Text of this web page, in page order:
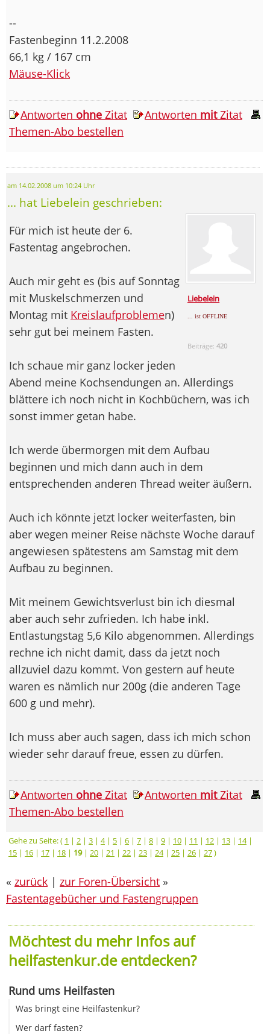
--
Fastenbeginn 11.2.2008
66,1 kg / 167 cm
Mäuse-Klick
Antworten ohne Zitat Antworten mitZitat
Themen-Abo bestellen
am 14.02.2008 um 10:24 Uhr
... hat Liebelein geschrieben:
Liebelein
... ist OFFLINE
Beiträge:420
Für mich ist heute der 6.
Fastentag angebrochen.
Auch mir geht es (bis auf Sonntag
mit Muskelschmerzen und
Montag mit Kreislaufproblemen)
sehr gut bei meinem Fasten.
Ich schaue mir ganz locker jeden
Abend meine Kochsendungen an. Allerdings
blättere ich noch nicht in Kochbüchern, was ich
sonst immer getan habe.
Ich werde übermorgen mit dem Aufbau
beginnen und mich dann auch in dem
entsprechenden anderen Thread weiter äußern.
Auch ich könnte jetzt locker weiterfasten, bin
aber wegen meiner Reise nächste Woche darauf
angewiesen spätestens am Samstag mit dem
Aufbau zu beginnen.
Mit meinem Gewichtsverlust bin ich diesmal
aber auch sehr zufrieden. Ich habe inkl.
Entlastungstag 5,6 Kilo abgenommen. Allerdings
rechne ich nicht damit, dass da jetzt noch
allzuviel dazu kommt. Von gestern auf heute
waren es nämlich nur 200g (die anderen Tage
600 g und mehr).
Ich muss aber auch sagen, dass ich mich schon
wieder sehr darauf freue, essen zu dürfen.
Antworten ohne Zitat Antworten mitZitat
Themen-Abo bestellen
Gehe zu Seite: ( 1 | 2 | 3 | 4| 5 | 6 | 7 | 8 | 9 | 10 | 11 | 12 | 13 | 14|
15 | 16 | 17 | 18 | 19| 20 | 21 | 22 | 23 | 24| 25 | 26 | 27)
« zurück | zur Foren-Übersicht »
Fastentagebücher und Fastengruppen
Möchtest du mehr Infos auf
heilfastenkur.de entdecken?
Rund ums Heilfasten
Was bringt eine Heilfastenkur?
Wer darf fasten?